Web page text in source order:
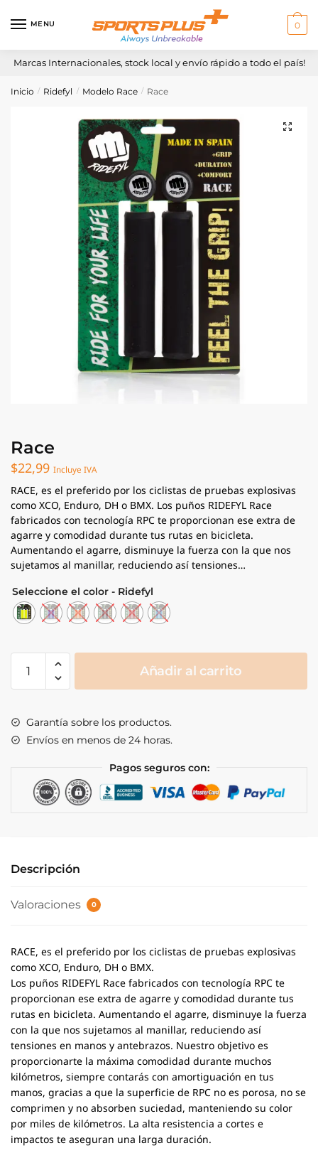
MENU 0
Marcas Internacionales, stock local y envío rápido a todo el país!
Inicio / Ridefyl / Modelo Race / Race
Race
$22,99 Incluye IVA
RACE, es el preferido por los ciclistas de pruebas explosivas
como XCO, Enduro, DH o BMX. Los puños RIDEFYL Race
fabricados con tecnología RPC te proporcionan ese extra de
agarre y comodidad durante tus rutas en bicicleta.
Aumentando el agarre, disminuye la fuerza con la que nos
sujetamos al manillar, reduciendo así tensiones…
Seleccione el color - Ridefyl
cantidad
Añadir al carrito
Garantía sobre los productos.
Envíos en menos de 24 horas.
Pagos seguros con:
Descripción
Valoraciones 0
RACE, es el preferido por los ciclistas de pruebas explosivas
como XCO, Enduro, DH o BMX.
Los puños RIDEFYL Race fabricados con tecnología RPC te
proporcionan ese extra de agarre y comodidad durante tus
rutas en bicicleta. Aumentando el agarre, disminuye la fuerza
con la que nos sujetamos al manillar, reduciendo así
tensiones en manos y antebrazos. Nuestro objetivo es
proporcionarte la máxima comodidad durante muchos
kilómetros, siempre contarás con amortiguación en tus
manos, gracias a que la superficie de RPC no es porosa, no se
comprimen y no absorben suciedad, manteniendo su color
por miles de kilómetros. La alta resistencia a cortes e
impactos te aseguran una larga duración.